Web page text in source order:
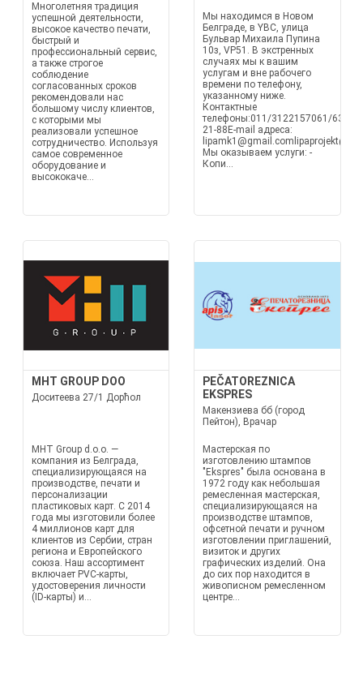
Многолетняя традиция
успешной деятельности,
высокое качество печати,
быстрый и
профессиональный сервис,
а также строгое
соблюдение
согласованных сроков
рекомендовали нас
большому числу клиентов,
с которыми мы
реализовали успешное
сотрудничество. Используя
самое современное
оборудование и
высококаче...
Мы находимся в Новом
Белграде, в YBC, улица
Бульвар Михаила Пупина
10з, VP51. В экстренных
случаях мы к вашим
услугам и вне рабочего
времени по телефону,
указанному ниже.
Контактные
телефоны:011/3122157061/631-
21-88E-mail адреса:
Мы оказываем услуги: -
Копи...
MHT GROUP DOO
Доситеева 27/1 Дорћол
MHT Group d.o.o. —
компания из Белграда,
специализирующаяся на
производстве, печати и
персонализации
пластиковых карт. С 2014
года мы изготовили более
4 миллионов карт для
клиентов из Сербии, стран
региона и Европейского
союза. Наш ассортимент
включает PVC-карты,
удостоверения личности
(ID-карты) и...
PEČATOREZNICA
EKSPRES
Макензиева бб (город
Пейтон), Врачар
Мастерская по
изготовлению штампов
"Ekspres" была основана в
1972 году как небольшая
ремесленная мастерская,
специализирующаяся на
производстве штампов,
офсетной печати и ручном
изготовлении приглашений,
визиток и других
графических изделий. Она
до сих пор находится в
живописном ремесленном
центре...